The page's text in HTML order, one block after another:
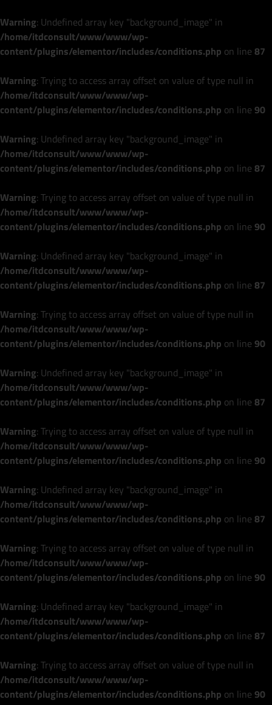
Warning: Undefined array key "background_image" in
/home/itdconsult/www/www/wp-
content/plugins/elementor/includes/conditions.php on line 87
Warning: Trying to access array offset on value of type null in
/home/itdconsult/www/www/wp-
content/plugins/elementor/includes/conditions.php on line 90
Warning: Undefined array key "background_image" in
/home/itdconsult/www/www/wp-
content/plugins/elementor/includes/conditions.php on line 87
Warning: Trying to access array offset on value of type null in
/home/itdconsult/www/www/wp-
content/plugins/elementor/includes/conditions.php on line 90
Warning: Undefined array key "background_image" in
/home/itdconsult/www/www/wp-
content/plugins/elementor/includes/conditions.php on line 87
Warning: Trying to access array offset on value of type null in
/home/itdconsult/www/www/wp-
content/plugins/elementor/includes/conditions.php on line 90
Warning: Undefined array key "background_image" in
/home/itdconsult/www/www/wp-
content/plugins/elementor/includes/conditions.php on line 87
Warning: Trying to access array offset on value of type null in
/home/itdconsult/www/www/wp-
content/plugins/elementor/includes/conditions.php on line 90
Warning: Undefined array key "background_image" in
/home/itdconsult/www/www/wp-
content/plugins/elementor/includes/conditions.php on line 87
Warning: Trying to access array offset on value of type null in
/home/itdconsult/www/www/wp-
content/plugins/elementor/includes/conditions.php on line 90
Warning: Undefined array key "background_image" in
/home/itdconsult/www/www/wp-
content/plugins/elementor/includes/conditions.php on line 87
Warning: Trying to access array offset on value of type null in
/home/itdconsult/www/www/wp-
content/plugins/elementor/includes/conditions.php on line 90